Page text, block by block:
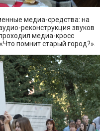
медиа-средства: на
реконструкция звуков
медиа-кросс
помнит старый город?».